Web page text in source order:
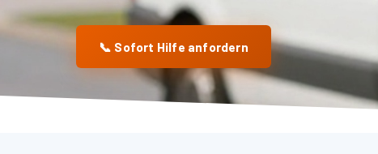
📞 Sofort Hilfe anfordern